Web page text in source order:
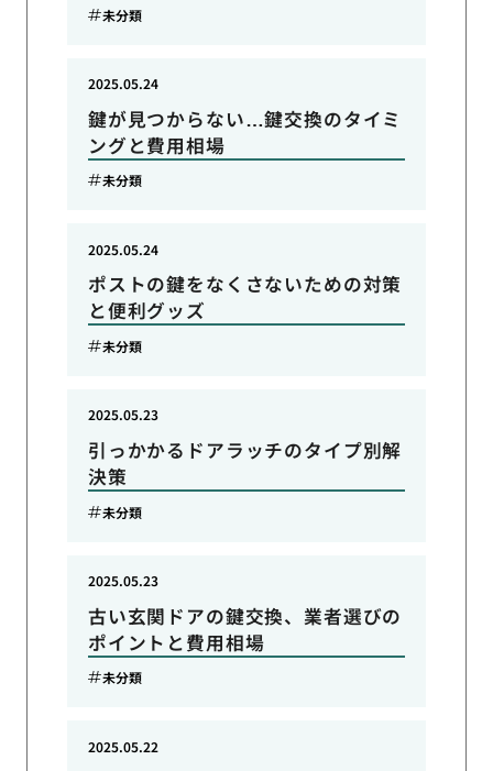
未分類
鍵が見つからない…鍵交換のタイミ
ングと費用相場
2025.05.24
未分類
ポストの鍵をなくさないための対策
と便利グッズ
2025.05.24
未分類
引っかかるドアラッチのタイプ別解
決策
2025.05.23
未分類
古い玄関ドアの鍵交換、業者選びの
ポイントと費用相場
2025.05.23
未分類
2025.05.22